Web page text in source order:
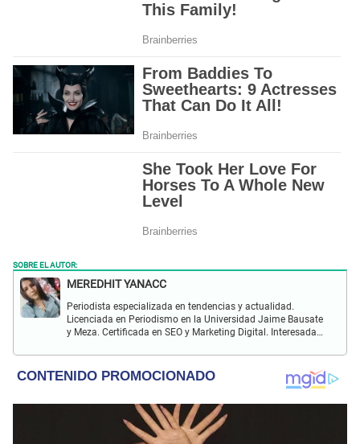
SOBRE EL AUTOR:
MEREDHIT YANACC
Periodista especializada en tendencias y actualidad.
Licenciada en Periodismo en la Universidad Jaime Bausate
y Meza. Certificada en SEO y Marketing Digital. Interesada
farándula y más.